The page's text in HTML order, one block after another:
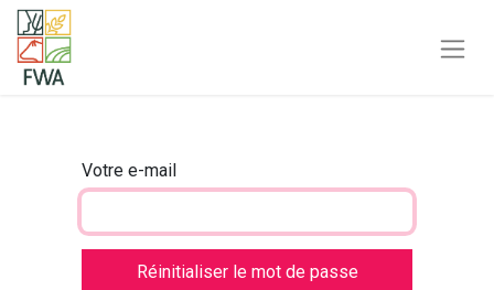
Votre e-mail
Réinitialiser le mot de passe